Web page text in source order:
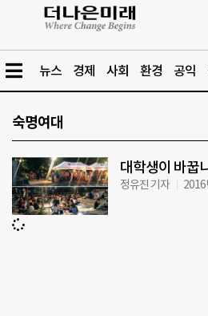
뉴스 경제 사회 환경 공익
숙명여대
대학생이 바꿉
정유진 기자 2016